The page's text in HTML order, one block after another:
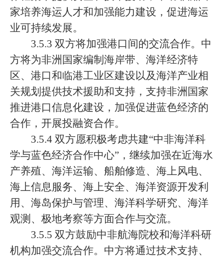
家培养海运人才和加强能力建设，促进海运
业可持续发展。
3.5.3 双方将加强港口间的交流合作。中
方将为非洲国家编制海岸带、海洋经济特
区、港口和临港工业区建设以及海洋产业相
关规划提供技术援助和支持，支持非洲国家
推进港口信息化建设，加强促进蓝色经济的
合作，开展投融资合作。
3.5.4 双方愿积极考虑共建“中非海洋科
学与蓝色经济合作中心”，继续加强在近海水
产养殖、海洋运输、船舶修造、海上风电、
海上信息服务、海上安全、海洋资源开发利
用、海岛保护与管理、海洋科学研究、海洋
观测、极地考察等方面合作与交流。
3.5.5 双方鼓励中非航海院校和海洋科研
机构加强交流合作。中方将通过技术支持、